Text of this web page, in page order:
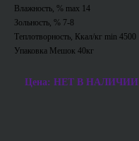
Влажность, % max 14
Зольность, % 7-8
Теплотворность, Ккал/кг min 4500
Упаковка Мешок 40кг
Цена: НЕТ В НАЛИЧИИ